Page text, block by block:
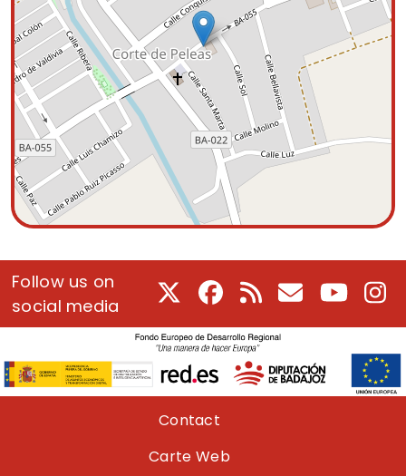
Follow us on
social media
Facebook
RSS CourrielYoutube
Pie de páginaContact
Carte Web